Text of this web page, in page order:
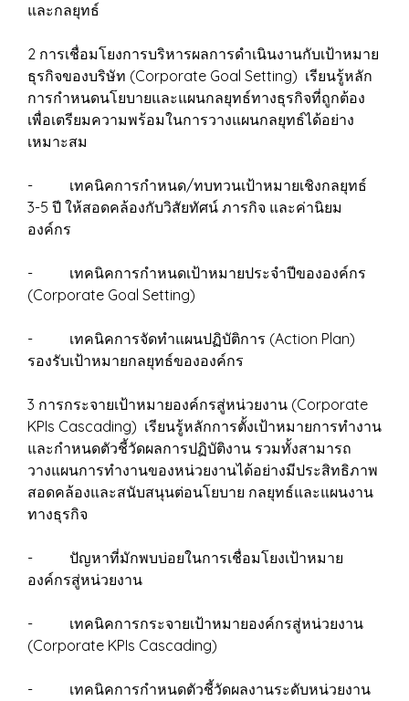
และกลยุทธ์
2 การเชื่อมโยงการบริหารผลการดำเนินงานกับเป้าหมาย
ธุรกิจของบริษัท (Corporate Goal Setting) เรียนรู้หลัก
การกำหนดนโยบายและแผนกลยุทธ์ทางธุรกิจที่ถูกต้อง
เพื่อเตรียมความพร้อมในการวางแผนกลยุทธ์ได้อย่าง
เหมาะสม
- เทคนิคการกำหนด/ทบทวนเป้าหมายเชิงกลยุทธ์
3-5 ปี ให้สอดคล้องกับวิสัยทัศน์ ภารกิจ และค่านิยม
องค์กร
- เทคนิคการกำหนดเป้าหมายประจำปีขององค์กร
(Corporate Goal Setting)
- เทคนิคการจัดทำแผนปฏิบัติการ (Action Plan)
รองรับเป้าหมายกลยุทธ์ขององค์กร
3 การกระจายเป้าหมายองค์กรสู่หน่วยงาน (Corporate
KPIs Cascading) เรียนรู้หลักการตั้งเป้าหมายการทำงาน
และกำหนดตัวชี้วัดผลการปฏิบัติงาน รวมทั้งสามารถ
วางแผนการทำงานของหน่วยงานได้อย่างมีประสิทธิภาพ
สอดคล้องและสนับสนุนต่อนโยบาย กลยุทธ์และแผนงาน
ทางธุรกิจ
- ปัญหาที่มักพบบ่อยในการเชื่อมโยงเป้าหมาย
องค์กรสู่หน่วยงาน
- เทคนิคการกระจายเป้าหมายองค์กรสู่หน่วยงาน
(Corporate KPIs Cascading)
- เทคนิคการกำหนดตัวชี้วัดผลงานระดับหน่วยงาน